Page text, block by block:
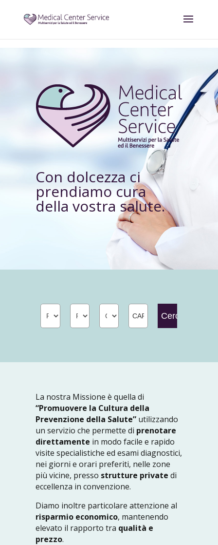
Con dolcezza ci
prendiamo cura
della vostra salute.
La nostra Missione è quella di
“Promuovere la Cultura della
Prevenzione della Salute” utilizzando
un servizio che permette di prenotare
direttamente in modo facile e rapido
visite specialistiche ed esami diagnostici,
nei giorni e orari preferiti, nelle zone
più vicine, presso strutture private di
eccellenza in convenzione.
Diamo inoltre particolare attenzione al
risparmio economico, mantenendo
elevato il rapporto tra qualità e
prezzo.